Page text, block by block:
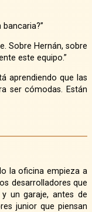
bancaria?”
este equipo.”
ser cómodas. Están
desarrolladores que
un garaje, antes de
junior que piensan